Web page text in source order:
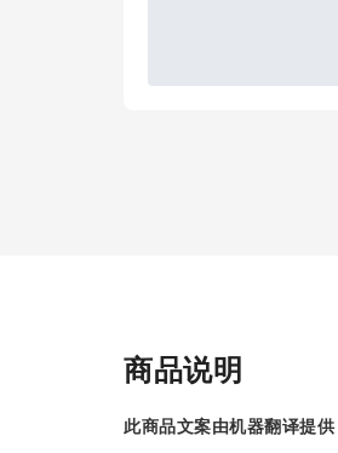
商品说明
此商品文案由机器翻译提